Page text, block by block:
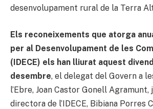
desenvolupament rural de la Terra
Els reconeixements que atorga
per al Desenvolupament de les
(IDECE) els han lliurat aquest
desembre, el delegat del Govern a
l’Ebre, Joan Castor Gonell
directora de l’IDECE, Bibiana Porres